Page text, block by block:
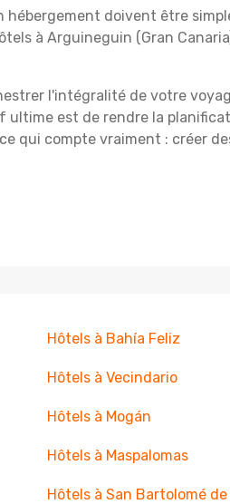
doivent être
à Arguineguin (Gran
l'intégralité de votre
ultime est de rendre la
qui compte vraiment : créer
Hôtels à Bahía Feliz
Hôtels à Vecindario
Hôtels à Mogán
Hôtels à Maspalomas
Hôtels à San Bartolomé